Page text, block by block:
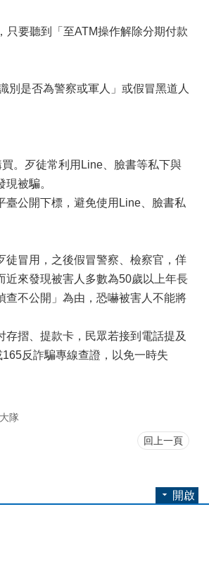
只要聽到「至ATM操作解除分期付款
別是否為警察或軍人」或假冒黑道人
。歹徒常利用Line、臉書等私下與
被騙。
臺公開下標，避免使用Line、臉書私
徒冒用，之後假冒警察、檢察官，佯
近來發現被害人多數為50歲以上年長
查不公開」為由，恐嚇被害人不能將
摺、提款卡，民眾若接到電話提及
反詐騙專線查證，以免一時失
隊
回上一頁
開啟